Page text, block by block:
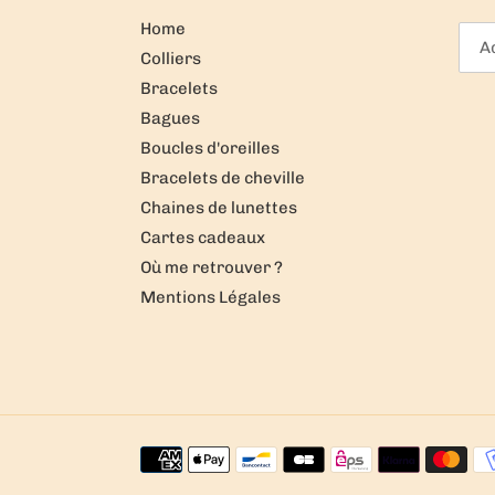
Home
Colliers
Bracelets
Bagues
Boucles d'oreilles
Bracelets de cheville
Chaines de lunettes
Cartes cadeaux
Où me retrouver ?
Mentions Légales
Moyens